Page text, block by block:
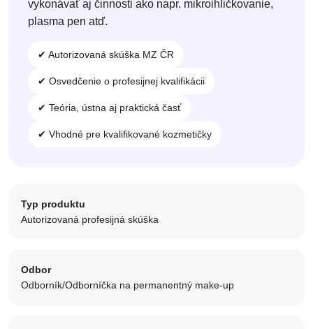
vykonávať aj činnosti ako napr. mikroihličkovanie,
plasma pen atď.
✔ Autorizovaná skúška MZ ČR
✔ Osvedčenie o profesijnej kvalifikácii
✔ Teória, ústna aj praktická časť
✔ Vhodné pre kvalifikované kozmetičky
Typ produktu
Autorizovaná profesijná skúška
Odbor
Odborník/Odborníčka na permanentný make-up